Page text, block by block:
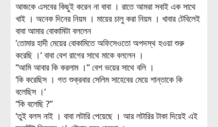
আজকে এসবের কিছুই করেন না বাবা । রাতে আমরা সবাই এক সাথে
খাই । অনেক দিনের নিয়ম । মায়ের চালু করা নিয়ম । খাবার টেবিলেই
বাবা আমার বোকামিটা বললেন
‘তোমার হাদী মেয়ের বোকামিতে অফিসেওতো অপদস্থ হওয়া শুরু
করেছি ।‘ বাবা বেশ রাগের সাথে মাকে বললেন ।
“আমি আবার কি করলাম ।“ বেশ ভয়ের সাথে বলি ।
‘কি করেছিস । গত শুক্রবার সেলিম সাহেবের মেয়ে শান্তাকে কি
বলেছিস ।‘
“কি বলেছি ?”
‘তুই বলস নাই । বাবা লটারি পেয়েছে । আর লটারির টাকা দিয়েই এই